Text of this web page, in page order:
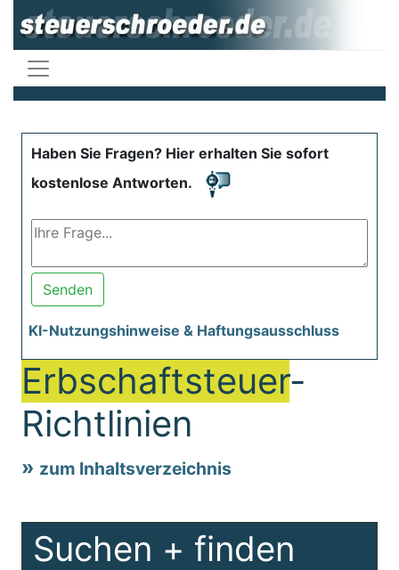
Haben Sie Fragen? Hier erhalten Sie sofort
kostenlose Antworten.
Senden
KI-Nutzungshinweise & Haftungsausschluss
Erbschaftsteuer-
Richtlinien
zum Inhaltsverzeichnis
Suchen + finden